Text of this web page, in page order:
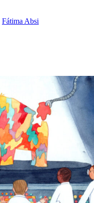
Fátima Absi